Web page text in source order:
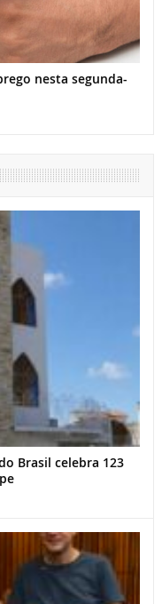
nesta segunda-
Brasil celebra 123